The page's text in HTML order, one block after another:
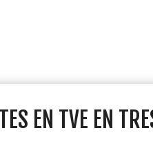
EN TVE EN